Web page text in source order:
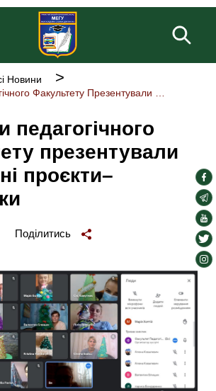
Новини
педагогічного
презентували
проєкти–
Поділитись